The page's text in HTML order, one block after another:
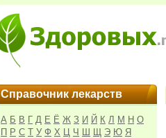
Справочник лекарств
А Б В Г Д Е Ё Ж З И Й К Л М Н О
П Р С Т У Ф Х Ц Ч Ш Щ Э Ю Я